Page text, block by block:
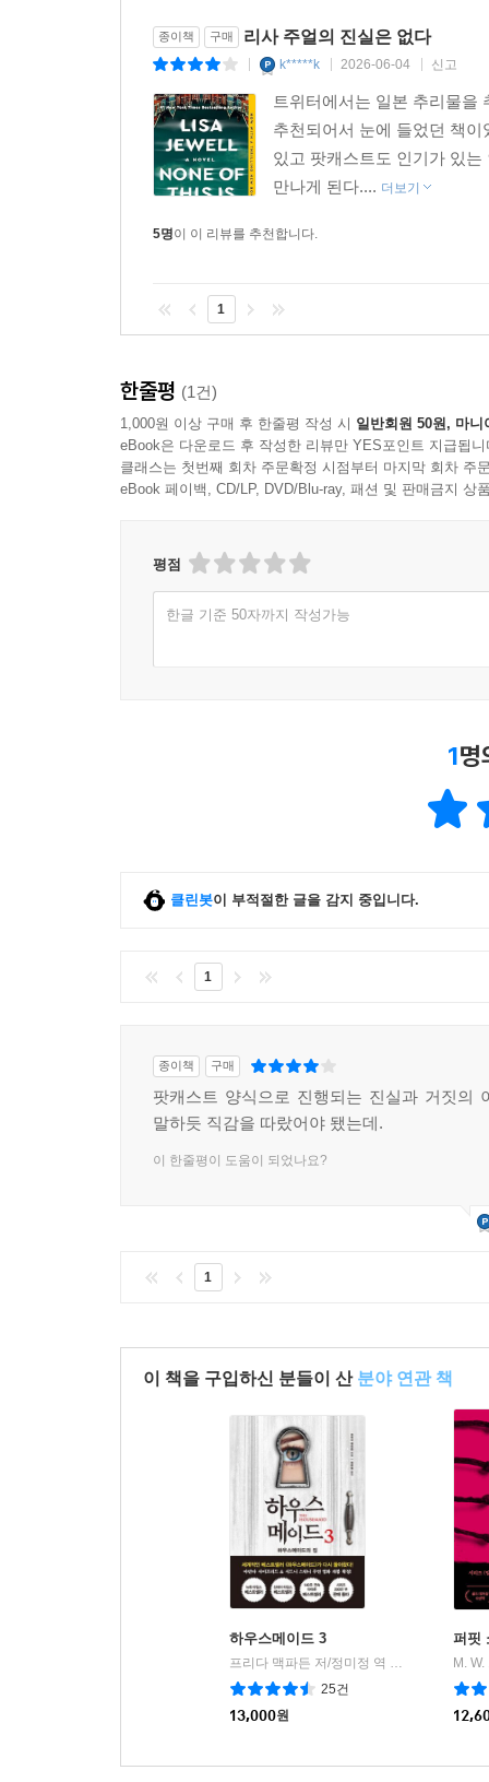
가족사 뒤에 분명 무언가가 더 숨어 있다. ‘겉으로
어느 날 나타난 낯선 여자. 그 여자를 인터뷰한
그렇게 찾아왔다. 그리고 그 여자, 조시가 남기고
남긴 채 사라져버리고, 이후 그 자리를 채운 것은
이제 스스로가, 자신이 만들고 있던 트루 크라임
“그럼 이게 ‘트루 크라임’ 팟캐스트 같은 게 되
종이책 구매 리사 주얼의 진실은 없다
k*****k 2026-06-04 신고
트위터에서는 일본 추리물을
추천되어서 눈에 들었던 책
있고 팟캐스트도 인기가 있
만나게 된다.... 더보기
5명이 이 리뷰를 추천합니다.
1
한줄평 (1건)
1,000원 이상 구매 후 한줄평 작성 시 일반회원 50원, 마니
eBook은 다운로드 후 작성한 리뷰만 YES포인트 지급됩니
클래스는 첫번째 회차 주문확정 시점부터 마지막 회차 주
eBook 페이백, CD/LP, DVD/Blu-ray, 패션 및 판매금지 상
평점
한글 기준 50자까지 작성가능
1명
클린봇이 부적절한 글을 감지 중입니다.
1
종이책 구매
팟캐스트 양식으로 진행되는 진실과 거짓의
말하듯 직감을 따랐어야 됐는데.
이 한줄평이 도움이 되었나요?
1
이 책을 구입하신 분들이 산 분야 연관 책
하우스메이드 3
프리다 맥파든 저/정미정 역 |
25건
13,000원
퍼핏